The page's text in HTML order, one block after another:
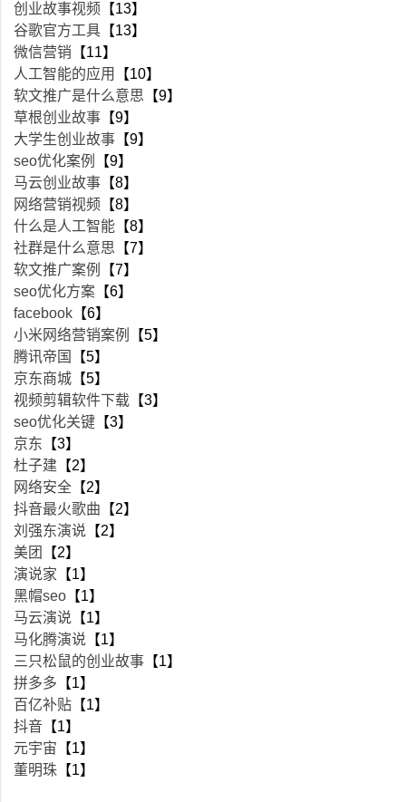
创业故事视频 【13】
谷歌官方工具 【13】
微信营销 【11】
人工智能的应用
【10】
软文推广是什么意思 【9】
草根创业故事 【9】
大学生创业故事 【9】
seo优化案例
【9】
马云创业故事 【8】
网络营销视频 【8】
什么是人工智能 【8】
社群是什么意思 【7】
软文推广案例
【7】
seo优化方案 【6】
facebook 【6】
小米网络营销案例
【5】
腾讯帝国
【5】
京东商城 【5】
视频剪辑软件下载 【3】
seo优化关键 【3】
京东 【3】
杜子建 【2】
网络安全 【2】
抖音最火歌曲 【2】
刘强东演说 【2】
美团
【2】
演说家 【1】
黑帽seo 【1】
马云演说 【1】
马化腾演说 【1】
三只松鼠的创业故事 【1】
拼多多 【1】
百亿补贴 【1】
抖音 【1】
元宇宙 【1】
董明珠 【1】